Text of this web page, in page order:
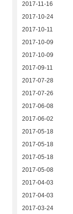
2017-11-16
2017-10-24
2017-10-11
2017-10-09
2017-10-09
2017-09-11
2017-07-28
2017-07-26
2017-06-08
2017-06-02
2017-05-18
2017-05-18
2017-05-18
2017-05-08
2017-04-03
2017-04-03
2017-03-24